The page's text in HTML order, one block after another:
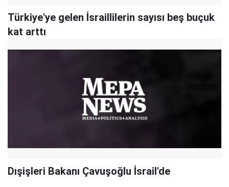
Türkiye'ye gelen İsraillilerin sayısı beş buçuk
kat arttı
Dışişleri Bakanı Çavuşoğlu İsrail'de